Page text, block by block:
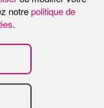
de la poitrine
de dépôts
élargies ou
localisés de